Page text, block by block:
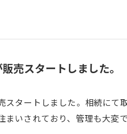
売スタートしました。
タートしました。相続にて
いされており、管理も大変